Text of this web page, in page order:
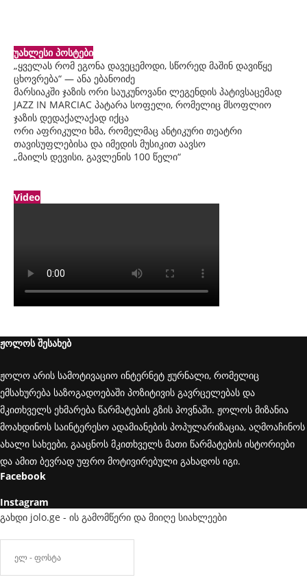
უახლესი პოსტები
„ყველას რომ ეგონა დავეცემოდი, სწორედ მაშინ დავიწყე
ცხოვრება“ — ანა ებანოიძე
მარსიაკში ჯაზის ორი საუკუნოვანი ლეგენდის პატივსაცემად
JAZZ IN MARCIAC პატარა სოფელი, რომელიც მსოფლიო
ჯაზის დედაქალაქად იქცა
ორი აფრიკული ხმა, რომელმაც ანტიკური თეატრი
თავისუფლებისა და იმედის მუსიკით აავსო
„მაილს დევისი, გავლენის 100 წელი“
Video
ჟოლოს შესახებ
ჟოლო არის სამოტივაციო ინტერნეტ ჟურნალი, რომელიც
ემსახურება საზოგადოებაში პოზიტივის გავრცელებას და
მკითხველს ეხმარება წარმატების გზის პოვნაში. ჟოლოს მიზანია
მოახდინოს საინტერესო ადამიანების პოპულარიზაცია, აღმოაჩინოს
ახალი სახეები, გააცნოს მკითხველს მათი წარმატების ისტორიები
და ამით ბევრად უფრო მოტივირებული გახადოს იგი.
Facebook
Instagram
გახდი jolo.ge - ის გამომწერი და მიიღე სიახლეები